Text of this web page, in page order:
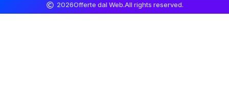
2026Offerte dal Web.All rights reserved.